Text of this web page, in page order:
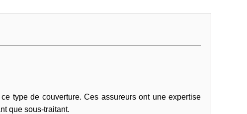
type de couverture. Ces assureurs ont une expertise
que sous-traitant.